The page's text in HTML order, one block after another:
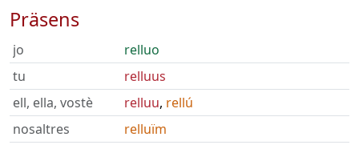
Präsens
jo
relluo
tu
relluus
ell, ella, vostè
relluu, rellú
nosaltres
relluïm